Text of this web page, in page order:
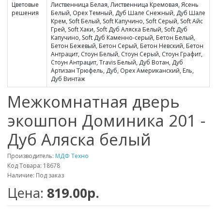
Цветовые
решения
Лиственница Белая, Лиственница Кремовая, Ясень
Белый, Орех Темный, Дуб Шале Снежный, Дуб Шале
Крем, Soft Белый, Soft Капучино, Soft Серый, Soft Айс
Грей, Soft Хаки, Soft Дуб Аляска Белый, Soft Дуб
Капучино, Soft Дуб Каменно-серый, Бетон Белый,
Бетон Бежевый, Бетон Серый, Бетон Невский, Бетон
Антрацит, Стоун Белый, Стоун Серый, Стоун Графит,
Стоун Антрацит, Travis Белый, Дуб Вотан, Дуб
Артизан Трюфель, Дуб, Орех Американский, Ель,
Дуб Винтаж
Межкомнатная дверь
экошпон Доминика 201 -
Дуб Аляска белый
Производитель: МДФ Техно
Код Товара: 18678
Наличие: Под заказ
Цена: 819.00р.